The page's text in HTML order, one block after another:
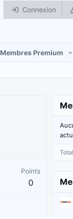
Connexion
Membres Premium
Points
0